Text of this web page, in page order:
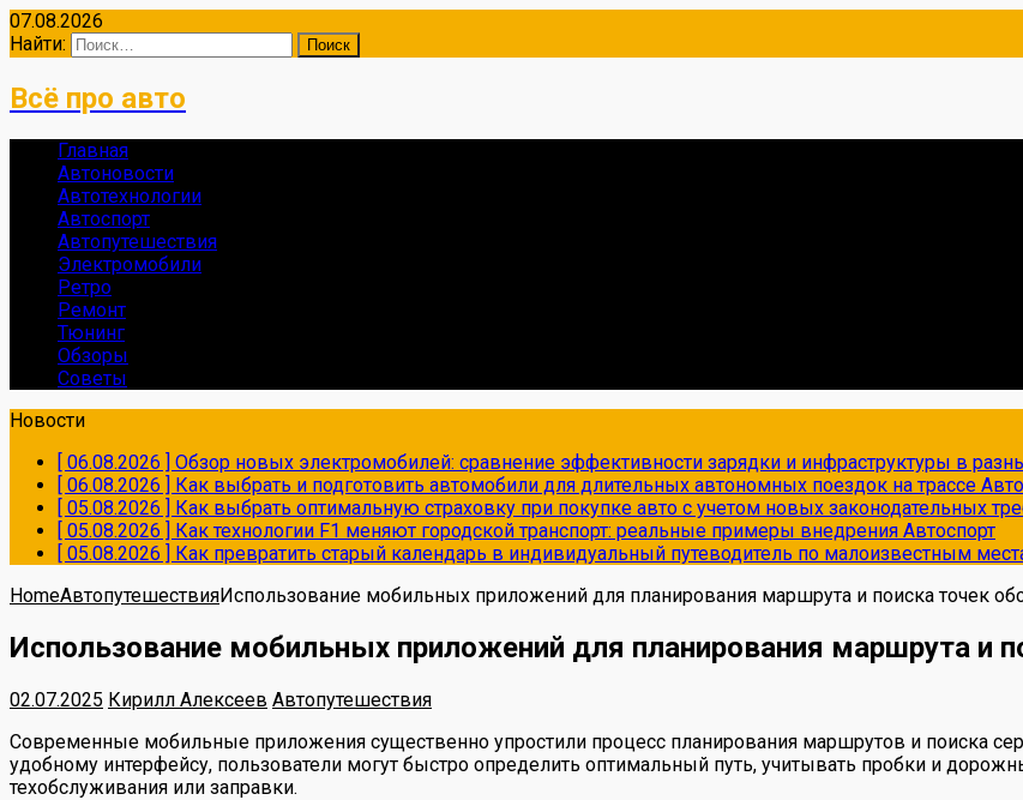
07.08.2026
Найти:
Всё про авто
Главная
Автоновости
Автотехнологии
Автоспорт
Автопутешествия
Электромобили
Ретро
Ремонт
Тюнинг
Обзоры
Советы
Новости
[ 06.08.2026 ] Обзор новых электромобилей: сравнение эффективности зарядки и инфраструктуры в
[ 06.08.2026 ] Как выбрать и подготовить автомобили для длительных автономных поездок на трассе
[ 05.08.2026 ] Как выбрать оптимальную страховку при покупке авто с учетом новых законодательных
[ 05.08.2026 ] Как технологии F1 меняют городской транспорт: реальные примеры внедрения Автоспорт
[ 05.08.2026 ] Как превратить старый календарь в индивидуальный путеводитель по малоизвестным
HomeАвтопутешествияИспользование мобильных приложений для планирования маршрута и поиска точек
Использование мобильных приложений для планирования маршрута и
02.07.2025 Кирилл Алексеев Автопутешествия
Современные мобильные приложения существенно упростили процесс планирования маршрутов и поиска
удобному интерфейсу, пользователи могут быстро определить оптимальный путь, учитывать пробки и
техобслуживания или заправки.